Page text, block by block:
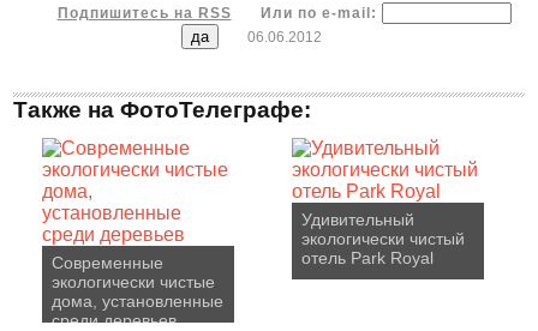
Подпишитесь на RSS
Или по e-mail:
06.06.2012
Также на ФотоТелеграфе:
Современные
экологически чистые
дома, установленные
среди деревьев
Удивительный
экологически чистый
отель Park Royal